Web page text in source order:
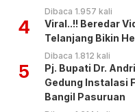
Dibaca 1.957 kali
4
Viral..!! Beredar
Telanjang Bikin
Dibaca 1.812 kali
5
Pj. Bupati Dr.
Gedung Instalasi
Bangil Pasuruan